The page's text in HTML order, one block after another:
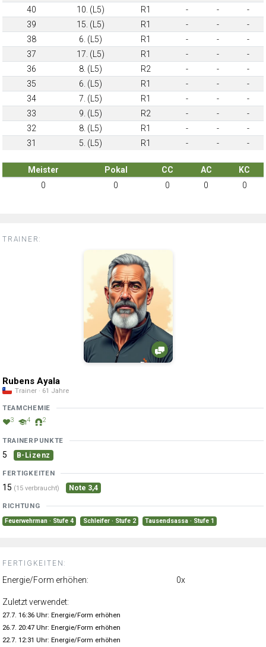
40
10. (L5) R1 - -
-
39
15. (L5) R1 - -
-
38
6. (L5) R1 - -
-
37
17. (L5) R1 - -
-
36
8. (L5) R2 - -
-
35
6. (L5) R1 - -
-
34
7. (L5) R1 - -
-
33
9. (L5) R2 - -
-
32
8. (L5) R1 - -
-
31
5. (L5) R1 - - -
Meister Pokal CC AC
KC
0
0 0 0 0
TRAINER:
Rubens Ayala
Trainer · 61 Jahre
TEAMCHEMIE
3 4 2
TRAINERPUNKTE
5 B-Lizenz
FERTIGKEITEN
15 (15 verbraucht) Note 3,4
RICHTUNG
Feuerwehrman · Stufe 4 Schleifer · Stufe 2 Tausendsassa · Stufe 1
FERTIGKEITEN:
Energie/Form erhöhen: 0x
Zuletzt verwendet:
27.7. 16:36 Uhr: Energie/Form erhöhen
26.7. 20:47 Uhr: Energie/Form erhöhen
22.7. 12:31 Uhr: Energie/Form erhöhen